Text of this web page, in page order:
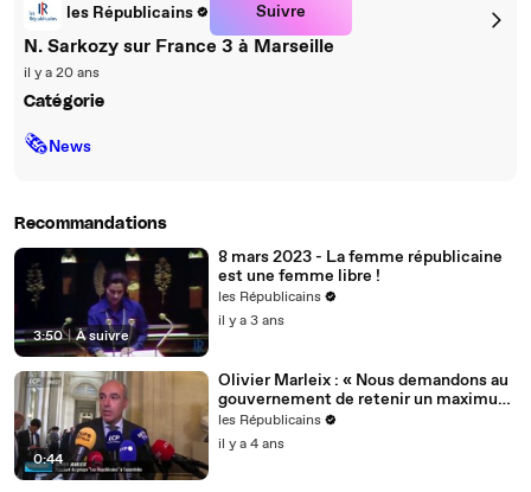
les Républicains Suivre
N. Sarkozy sur France 3 à Marseille
il y a 20 ans
Catégorie
🗞News
Recommandations
3:50 | À suivre
8 mars 2023 - La femme républicaine
est une femme libre !
les Républicains
il y a 3 ans
0:44
Olivier Marleix : « Nous demandons au
gouvernement de retenir un maximum
de nos propositions. »
les Républicains
il y a 4 ans